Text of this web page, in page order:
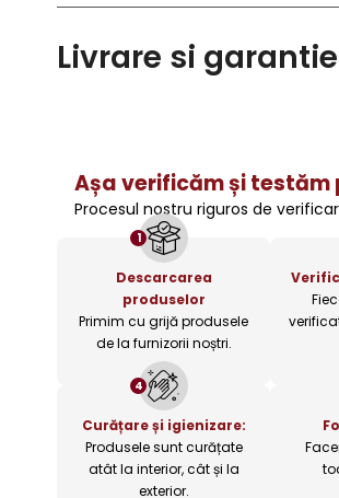
Livrare si garantie
Așa verificăm și
Procesul nostru riguros de
1
Descarcarea
produselor
Primim cu grijă produsele
de la furnizorii noștri.
4
Curățare și igienizare:
Produsele sunt curățate
atât la interior, cât și la
exterior.